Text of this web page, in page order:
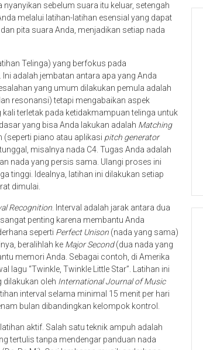
sebelum suara itu keluar, setengah
melalui latihan-latihan esensial yang dapat
pita suara Anda, menjadikan setiap nada
Telinga) yang berfokus pada
adalah jembatan antara apa yang Anda
yang umum dilakukan pemula adalah
resonansi) tetapi mengabaikan aspek
terletak pada ketidakmampuan telinga untuk
yang bisa Anda lakukan adalah Matching
(seperti piano atau aplikasi pitch generator
misalnya nada C4. Tugas Anda adalah
nada yang persis sama. Ulangi proses ini
tinggi. Idealnya, latihan ini dilakukan setiap
dimulai.
Recognition . Interval adalah jarak antara dua
sangat penting karena membantu Anda
seperti Perfect Unison (nada yang sama)
beralihlah ke Major Second(dua nada yang
memori Anda. Sebagai contoh, di Amerika
lagu “Twinkle, Twinkle Little Star”. Latihan ini
dilakukan oleh International Journal of Music
interval selama minimal 15 menit per hari
bulan dibandingkan kelompok kontrol.
aktif. Salah satu teknik ampuh adalah
tertulis tanpa mendengar panduan nada